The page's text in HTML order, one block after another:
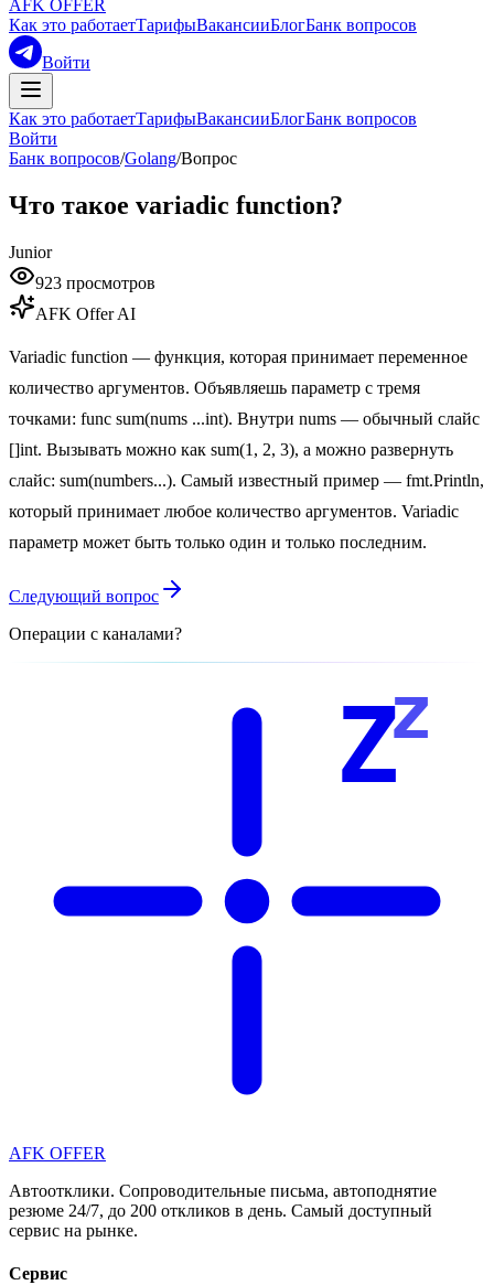
AFK OFFER
Как это работаетТарифыВакансииБлогБанк вопросов
Войти
Как это работаетТарифыВакансииБлогБанк вопросов
Войти
Банк вопросов/Golang/Вопрос
Что такое variadic function?
Junior
923 просмотров
AFK Offer AI
Variadic function — функция, которая принимает переменное
количество аргументов. Объявляешь параметр с тремя
точками: func sum(nums ...int). Внутри nums — обычный слайс
[]int. Вызывать можно как sum(1, 2, 3), а можно развернуть
слайс: sum(numbers...). Самый известный пример — fmt.Println,
который принимает любое количество аргументов. Variadic
параметр может быть только один и только последним.
Следующий вопрос
Операции с каналами?
Zz
AFK OFFER
Автоотклики. Сопроводительные письма, автоподнятие
резюме 24/7, до 200 откликов в день. Самый доступный
сервис на рынке.
Сервис